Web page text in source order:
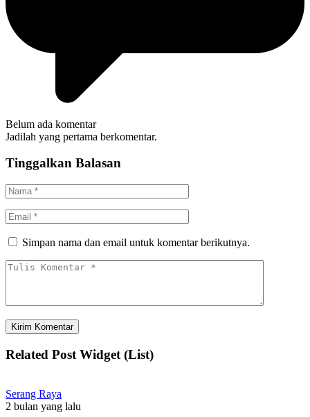
Belum ada komentar
Jadilah yang pertama berkomentar.
Tinggalkan Balasan
Simpan nama dan email untuk komentar berikutnya.
Related Post Widget (List)
Serang Raya
2 bulan yang lalu